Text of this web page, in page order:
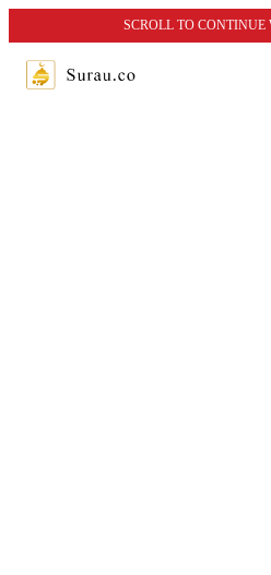
SCROLL TO CONTINUE